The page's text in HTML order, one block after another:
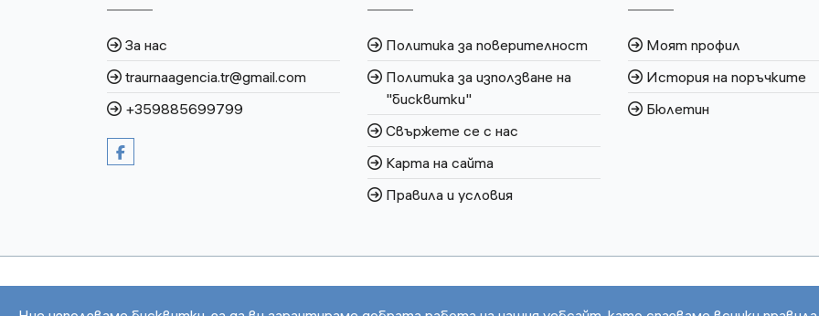
За нас
traurnaagencia.tr@gmail.com
+359885699799
Политика за поверителност
Политика за използване на
"бисквитки"
Свържете се с нас
Карта на сайта
Правила и условия
Моят профил
История на поръчките
Бюлетин